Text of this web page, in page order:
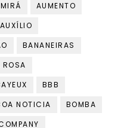
AUMENTO
AUXÍLIO
BANANEIRAS
BBB
NOTICIA
BOMBA